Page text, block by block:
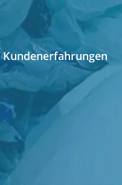
Kundenerfahrungen